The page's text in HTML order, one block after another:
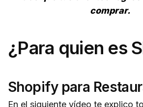
comprar.
¿Para quien es
Shopify para
En el siguiente vídeo te explico